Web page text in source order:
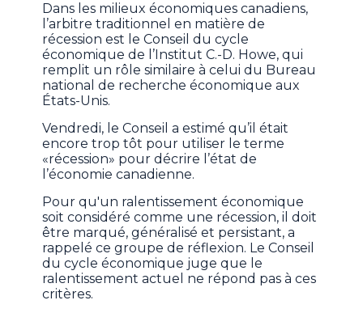
Dans les milieux économiques canadiens,
l’arbitre traditionnel en matière de
récession est le Conseil du cycle
économique de l’Institut C.-D. Howe, qui
remplit un rôle similaire à celui du Bureau
national de recherche économique aux
États-Unis.
Vendredi, le Conseil a estimé qu’il était
encore trop tôt pour utiliser le terme
«récession» pour décrire l’état de
l’économie canadienne.
Pour qu'un ralentissement économique
soit considéré comme une récession, il doit
être marqué, généralisé et persistant, a
rappelé ce groupe de réflexion. Le Conseil
du cycle économique juge que le
ralentissement actuel ne répond pas à ces
critères.